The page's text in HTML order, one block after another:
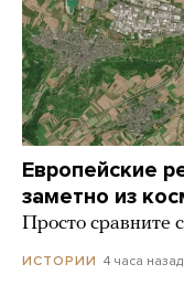
Европейские
заметно из
Просто сравните
ИСТОРИИ 4 часа назад